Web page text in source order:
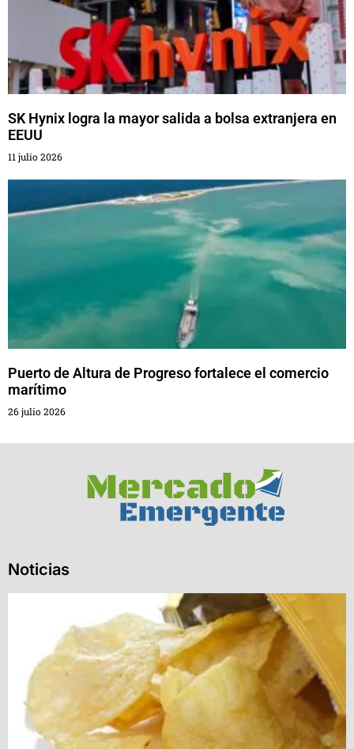
SK Hynix logra la mayor salida a bolsa extranjera en
EEUU
11 julio 2026
Puerto de Altura de Progreso fortalece el comercio
marítimo
26 julio 2026
Noticias